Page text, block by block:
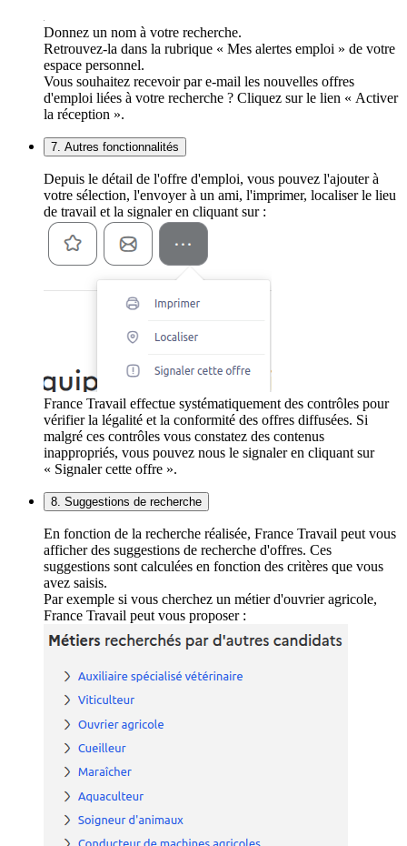
Donnez un nom à votre recherche.
Retrouvez-la dans la rubrique « Mes alertes emploi » de votre
espace personnel.
Vous souhaitez recevoir par e-mail les nouvelles offres
d'emploi liées à votre recherche ? Cliquez sur le lien « Activer
la réception ».
7. Autres fonctionnalités
Depuis le détail de l'offre d'emploi, vous pouvez l'ajouter à
votre sélection, l'envoyer à un ami, l'imprimer, localiser le lieu
de travail et la signaler en cliquant sur :
France Travail effectue systématiquement des contrôles pour
vérifier la légalité et la conformité des offres diffusées. Si
malgré ces contrôles vous constatez des contenus
inappropriés, vous pouvez nous le signaler en cliquant sur
« Signaler cette offre ».
8. Suggestions de recherche
En fonction de la recherche réalisée, France Travail peut vous
afficher des suggestions de recherche d'offres. Ces
suggestions sont calculées en fonction des critères que vous
avez saisis.
Par exemple si vous cherchez un métier d'ouvrier agricole,
France Travail peut vous proposer :